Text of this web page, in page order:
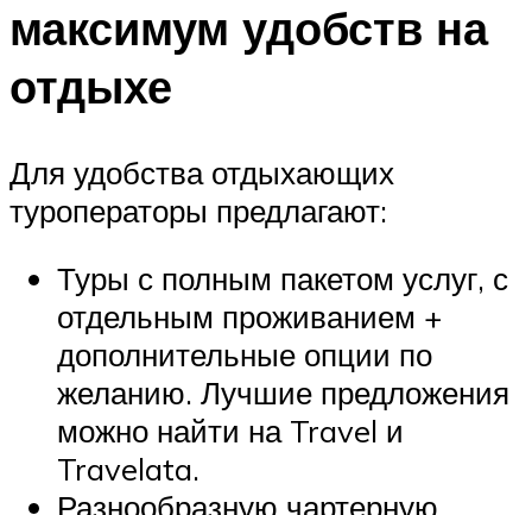
максимум удобств на
отдыхе
Для удобства отдыхающих
туроператоры предлагают:
Туры с полным пакетом услуг, с
отдельным проживанием +
дополнительные опции по
желанию. Лучшие предложения
можно найти на Travel и
Travelata.
Разнообразную чартерную